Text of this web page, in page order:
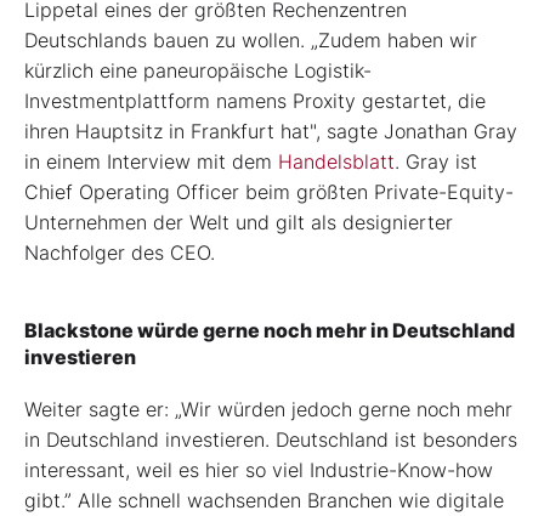
Lippetal eines der größten Rechenzentren
Deutschlands bauen zu wollen. „Zudem haben wir
kürzlich eine paneuropäische Logistik-
Investmentplattform namens Proxity gestartet, die
ihren Hauptsitz in Frankfurt hat", sagte Jonathan Gray
in einem Interview mit dem Handelsblatt. Gray ist
Chief Operating Officer beim größten Private-Equity-
Unternehmen der Welt und gilt als designierter
Nachfolger des CEO.
Blackstone würde gerne noch mehr in Deutschland
investieren
Weiter sagte er: „Wir würden jedoch gerne noch mehr
in Deutschland investieren. Deutschland ist besonders
interessant, weil es hier so viel Industrie-Know-how
gibt.” Alle schnell wachsenden Branchen wie digitale